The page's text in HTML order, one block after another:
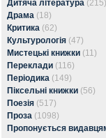
Дитяча література (215)
Драма (18)
Критика (62)
Культурологія (47)
Мистецькі книжки (11)
Переклади (116)
Періодика (149)
Піксельні книжки (56)
Поезія (517)
Проза (1098)
Пропонується